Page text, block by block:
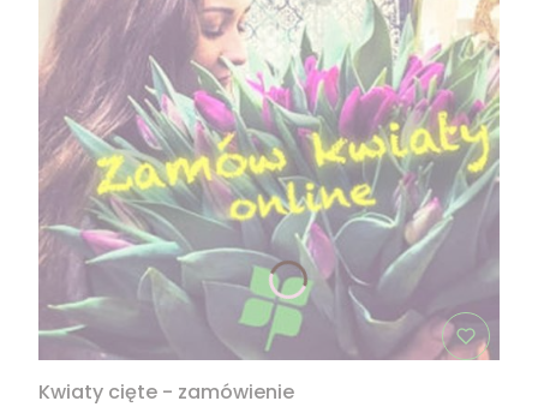
Kwiaty cięte - zamówienie